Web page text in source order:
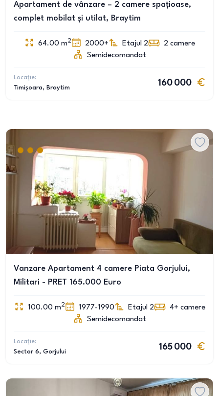
Apartament de vânzare – 2 camere spațioase,
complet mobilat și utilat, Braytim
64.00 m2 2000+ Etajul 2 2 camere
Semidecomandat
Locație:
Timișoara, Braytim
160 000
Vanzare Apartament 4 camere Piata Gorjului,
Militari - PRET 165.000 Euro
100.00 m2 1977-1990 Etajul 2 4+ camere
Semidecomandat
Locație:
Sector 6, Gorjului
165 000